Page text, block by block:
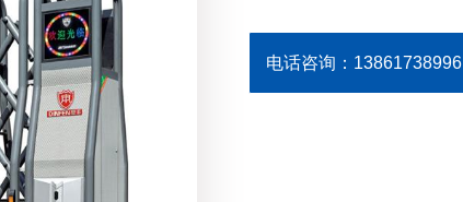
电话咨询：13861738996